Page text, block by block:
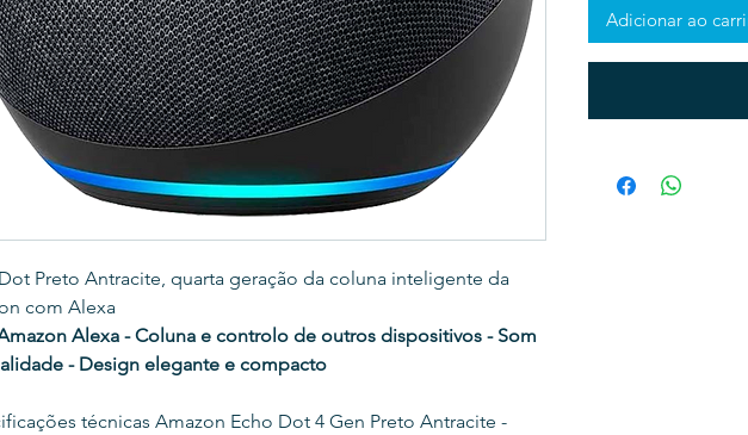
Preto Antracite, quarta geração da coluna inteligente da
com Alexa
Alexa - Coluna e controlo de outros dispositivos - Som
- Design elegante e compacto
técnicas Amazon Echo Dot 4 Gen Preto Antracite -
Adicionar ao